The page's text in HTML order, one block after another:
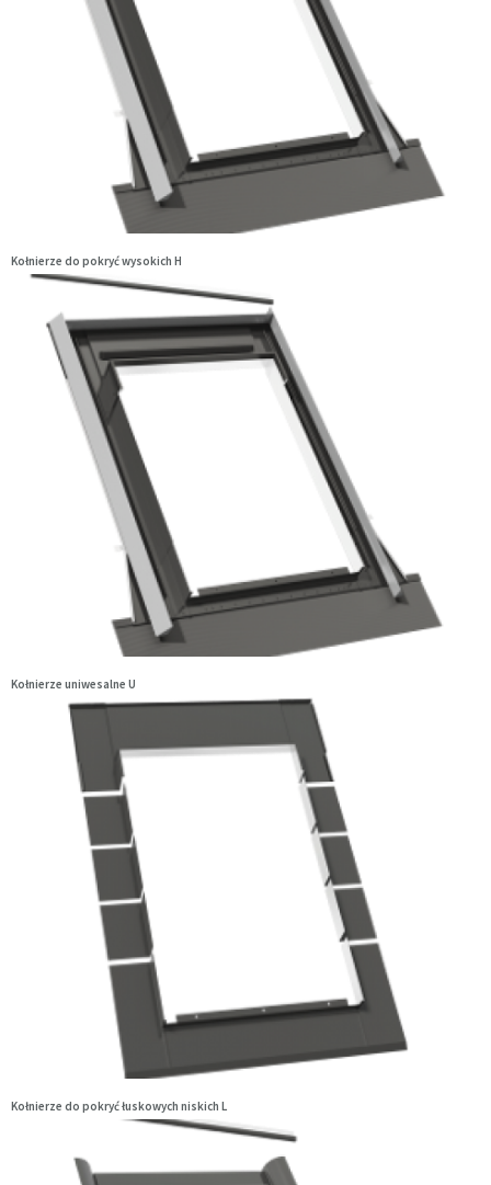
Kołnierze do pokryć wysokich H
Kołnierze uniwesalne U
Kołnierze do pokryć łuskowych niskich L